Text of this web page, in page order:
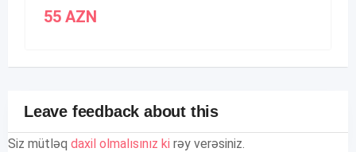
55 AZN
Leave feedback about this
Siz mütləq daxil olmalısınız ki rəy verəsiniz.